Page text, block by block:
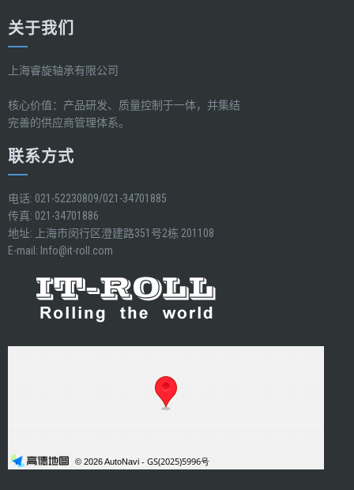
关于我们
上海睿旋轴承有限公司
核心价值：产品研发、质量控制于一体，并集结
完善的供应商管理体系。
联系方式
电话: 021-52230809/021-34701885
传真: 021-34701886
地址: 上海市闵行区澄建路351号2栋 201108
E-mail: Info@it-roll.com